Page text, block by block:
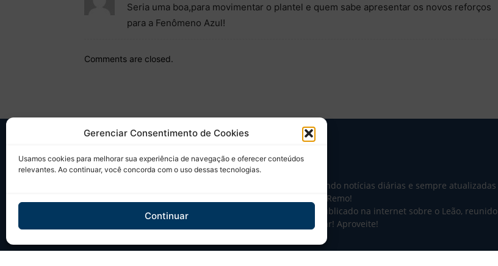
Gerenciar Consentimento de Cookies
Usamos cookies para melhorar sua experiência de navegação e oferecer conteúdos
relevantes. Ao continuar, você concorda com o uso dessas tecnologias.
Continuar
Seria uma boa,para movimentar o plantel e quem sabe apresentar os novos reforços
para a Fenômeno Azul!
Comments are closed.
SOBRE NÓS
Desde 2004 trazendo notícias diárias e sempre atualizadas
sobre o Clube do Remo!
Tudo o que sai publicado na internet sobre o Leão, reunido
em um único lugar! Aproveite!